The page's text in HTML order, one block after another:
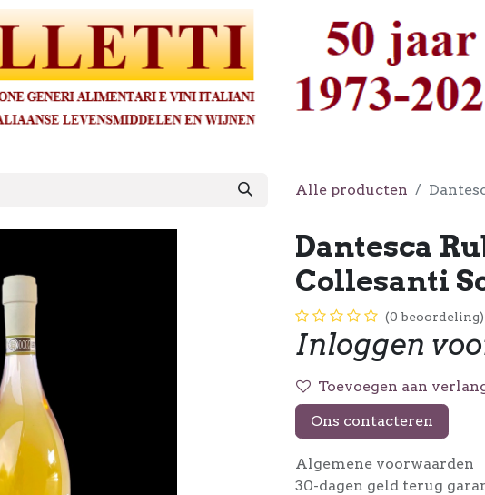
Alle producten
Dantesca
Collesanti
(0 beoordeling)
Inloggen
Toevoegen aan
Ons contacteren
Algemene voorwaarden
30-dagen geld terug